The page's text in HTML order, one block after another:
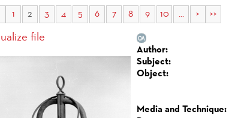
1 2 3 4 5 6 7 8 9 10 ... > >>
file
Author:
Subject:
Object:
Media and Technique: